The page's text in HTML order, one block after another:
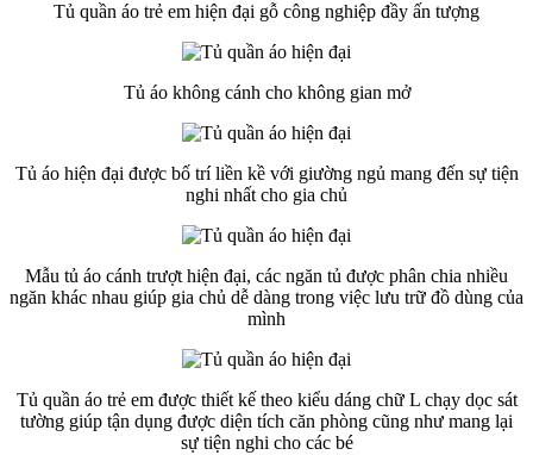
Tủ quần áo trẻ em hiện đại gỗ công nghiệp đầy ấn tượng
Tủ áo không cánh cho không gian mở
Tủ áo hiện đại được bố trí liền kề với giường ngủ mang đến sự tiện
nghi nhất cho gia chủ
Mẫu tủ áo cánh trượt hiện đại, các ngăn tủ được phân chia nhiều
ngăn khác nhau giúp gia chủ dễ dàng trong việc lưu trữ đồ dùng của
mình
Tủ quần áo trẻ em được thiết kế theo kiểu dáng chữ L chạy dọc sát
tường giúp tận dụng được diện tích căn phòng cũng như mang lại
sự tiện nghi cho các bé